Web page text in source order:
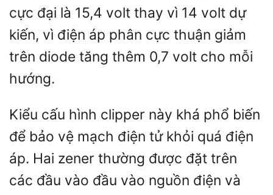
cực đại là 15,4 volt thay vì 14 volt dự
kiến, vì điện áp phân cực thuận giảm
trên diode tăng thêm 0,7 volt cho mỗi
hướng.
Kiểu cấu hình clipper này khá phổ biến
để bảo vệ mạch điện tử khỏi quá điện
áp. Hai zener thường được đặt trên
các đầu vào đầu vào nguồn điện và